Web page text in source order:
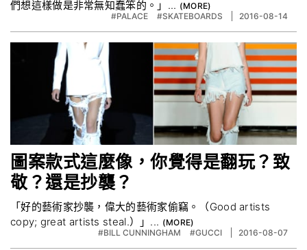
們想這樣做是非常無知蠢笨的。」...
#PALACE #SKATEBOARDS 2016-08-14
圖案款式這麼像，你覺得是翻玩？致
敬？還是抄襲？
「好的藝術家抄襲，偉大的藝術家偷竊。（Good artists
copy; great artists steal.）」...
#BILL CUNNINGHAM #GUCCI 2016-08-07